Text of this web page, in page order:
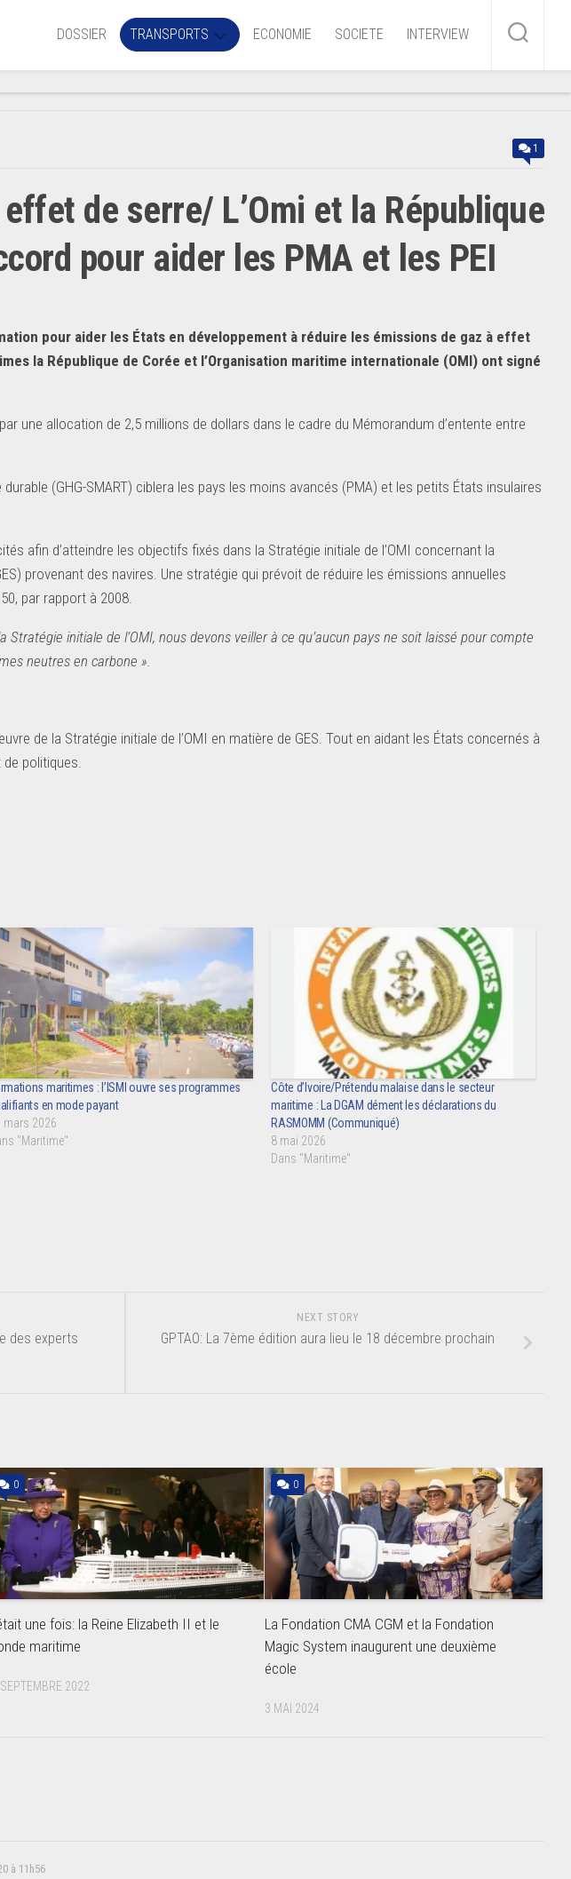
DOSSIER TRANSPORTS
Aérien
Routier
Lagunaire
ECONOMIE SOCIETE INTERVIEW
1
de serre/ L’Omi et la République
pour aider les PMA et les PEI
pour aider les États en développement à réduire les émissions de gaz à effet
la République de Corée et l’Organisation maritime internationale (OMI) ont signé
une allocation de 2,5 millions de dollars dans le cadre du Mémorandum d’entente entre
(GHG-SMART) ciblera les pays les moins avancés (PMA) et les petits États insulaires
afin d’atteindre les objectifs fixés dans la Stratégie initiale de l’OMI concernant la
provenant des navires. Une stratégie qui prévoit de réduire les émissions annuelles
par rapport à 2008.
initiale de l’OMI, nous devons veiller à ce qu’aucun pays ne soit laissé pour compte
neutres en carbone ».
de la Stratégie initiale de l’OMI en matière de GES. Tout en aidant les États concernés à
politiques.
maritimes : l’ISMI ouvre ses programmes
en mode payant
mars 2026
"Maritime"
Côte d’Ivoire/Prétendu malaise dans le secteur
maritime : La DGAM dément les déclarations du
RASMOMM (Communiqué)
8 mai 2026
Dans "Maritime"
NEXT STORY
GPTAO: La 7ème édition aura lieu le 18 décembre prochain
des experts
0
une fois: la Reine Elizabeth II et le
maritime
2022
0
La Fondation CMA CGM et la Fondation
Magic System inaugurent une deuxième
école
3 MAI 2024
à 11h56